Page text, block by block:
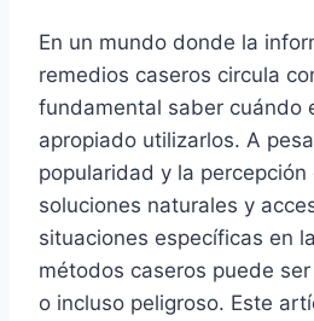
En un mundo donde la
remedios caseros circula
fundamental saber cuándo
apropiado utilizarlos. A
popularidad y la percepción
soluciones naturales y
situaciones específicas en
métodos caseros puede
o incluso peligroso. Este